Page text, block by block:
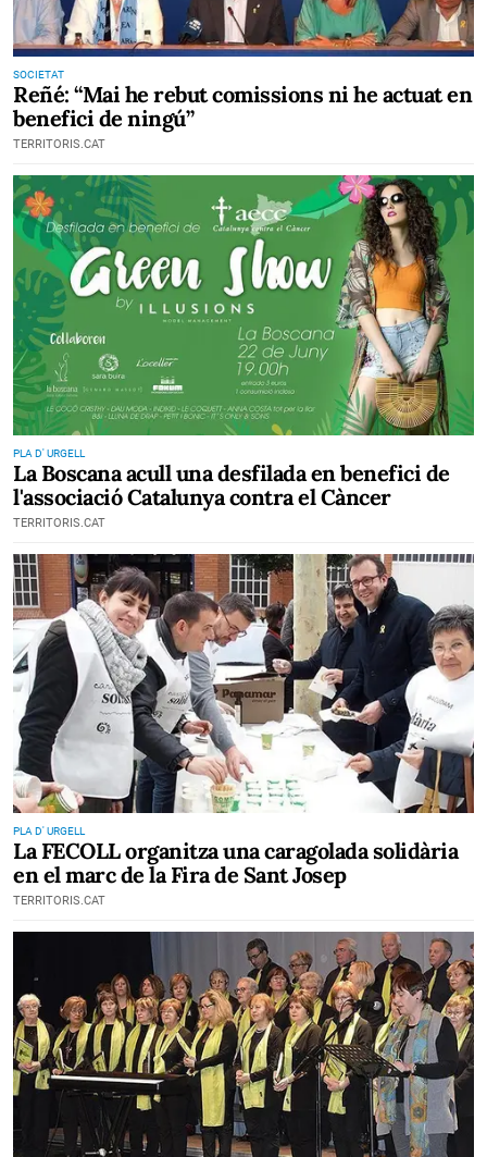
SOCIETAT
Reñé: “Mai he rebut comissions ni he actuat en
benefici de ningú”
TERRITORIS.CAT
PLA D' URGELL
La Boscana acull una desfilada en benefici de
l'associació Catalunya contra el Càncer
TERRITORIS.CAT
PLA D' URGELL
La FECOLL organitza una caragolada solidària
en el marc de la Fira de Sant Josep
TERRITORIS.CAT